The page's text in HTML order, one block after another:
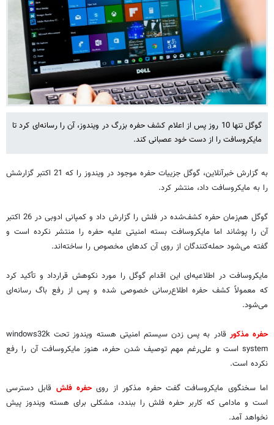
گوگل تنها 10 روز پس از اعلام کشف حفره بزرگ در ویندوز، آن را رسانه‌ای کرد تا
مایکروسافت را از دست خود عصبانی کند.
به گزارش خبرآنلاین، گوگل جزییات حفره موجود در ویندوز را که 21 اکتبر گزارشش
را به مایکروسافت داد، منتشر کرد.
گوگل هم‌زمان حفره کشف‌شده در فلش را گزارش داد و کمپانی ادوبی در 26 اکتبر
آن را پوشاند اما مایکروسافت بسته امنیتی علیه حفره را منتشر نکرده است و
گفته می‌شود حمله‌کنندگان از روی آن کدهای مخصوص را ساخته‌اند.
مایکروسافت در اطلاعیه‌ای این اقدام گوگل را مورد نکوهش قرارداد و تأکید کرد
که معمولاً کشف حفره اطلاع‌رسانی خصوصی شده و پس از رفع باگ رسانه‌ای
می‌شود.
حفره مذکور
قادر به پس زدن سیستم امنیتی هسته ویندوز تحت windows32k
system است و علی‌رغم مهم توصیف شدن حفره، هنوز مایکروسافت آن را رفع
نکرده است.
اما سخنگوی مایکروسافت گفت حفره مذکور از رویحفره فلش قابل دسترسی
است و مادامی که کاربر حفره فلش را ببندد، مشکلی برای هسته ویندوز پیش
نخواهد آمد.